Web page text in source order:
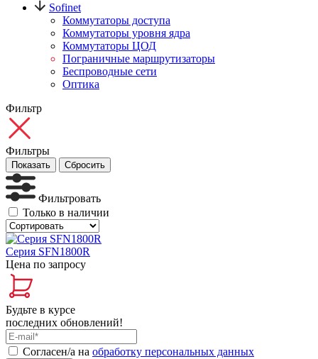
Sofinet
Коммутаторы доступа
Коммутаторы уровня ядра
Коммутаторы ЦОД
Пограничные маршрутизаторы
Беспроводные сети
Оптика
Фильтр
Фильтры
Показать Сбросить
Фильтровать
Только в наличии
Серия SFN1800R
Цена по запросу
Будьте в курсе
последних обновлений!
Cогласен/а на обработку персональных данных